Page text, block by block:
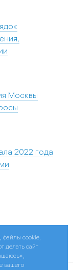
Москвы
2022 года
файлы cookie,
делать сайт
вашего